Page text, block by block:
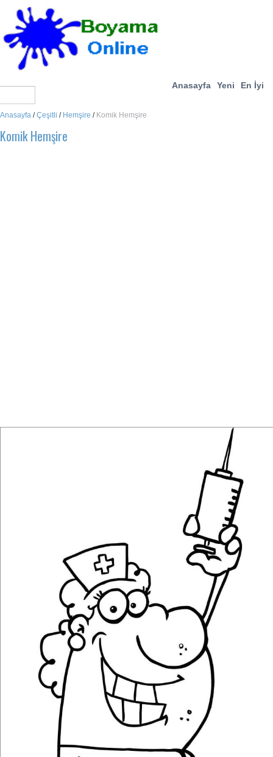
Anasayfa Yeni En İyi
Anasayfa /Çeşitli / Hemşire / Komik Hemşire
Komik Hemşire